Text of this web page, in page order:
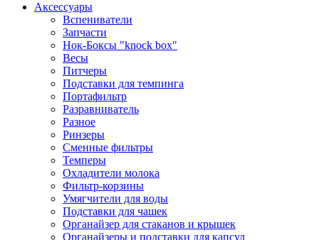
Аксессуары
Вспениватели
Запчасти
Нок-Боксы "knock box"
Весы
Питчеры
Подставки для темпинга
Портафильтр
Разравниватель
Разное
Ринзеры
Сменные фильтры
Темперы
Охладители молока
Фильтр-корзины
Умягчители для воды
Подставки для чашек
Органайзер для стаканов и крышек
Органайзеры и подставки для капсул